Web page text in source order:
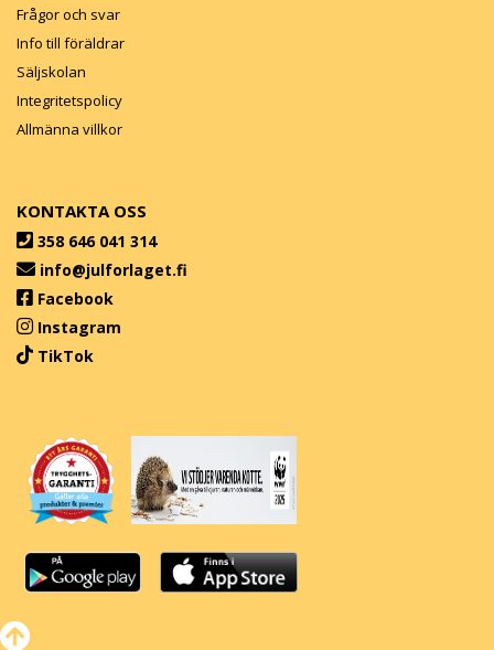
Frågor och svar
Info till föräldrar
Säljskolan
Integritetspolicy
Allmänna villkor
KONTAKTA OSS
358 646 041 314
info@julforlaget.fi
Facebook
Instagram
TikTok